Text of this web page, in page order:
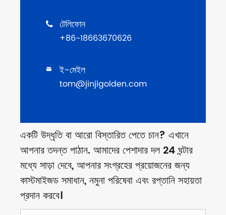
 টেলিফোন
+86-18663670626
 ই-মেইল
tom@jinjigolden.com
একটি উদ্ধৃতি বা আরো বিস্তারিত পেতে চান? এখানে
আপনার তদন্ত পাঠান. আমাদের পেশাদার দল 24 ঘন্টার
মধ্যে সাড়া দেবে, আপনার সংগ্রহের প্রয়োজনের জন্য
কাস্টমাইজড সমাধান, নমুনা পরিষেবা এবং রপ্তানি সহায়তা
প্রদান করবে।